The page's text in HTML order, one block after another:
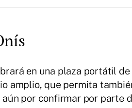
en una plaza portátil
amplio, que permita
por confirmar por parte